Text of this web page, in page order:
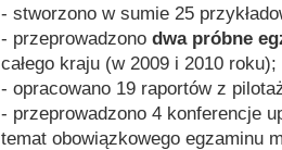
- stworzono w sumie 25
- przeprowadzono dwa próbne
całego kraju (w 2009 i 2010 roku);
- opracowano 19 raportów z
- przeprowadzono 4 konferencje
temat obowiązkowego egzaminu